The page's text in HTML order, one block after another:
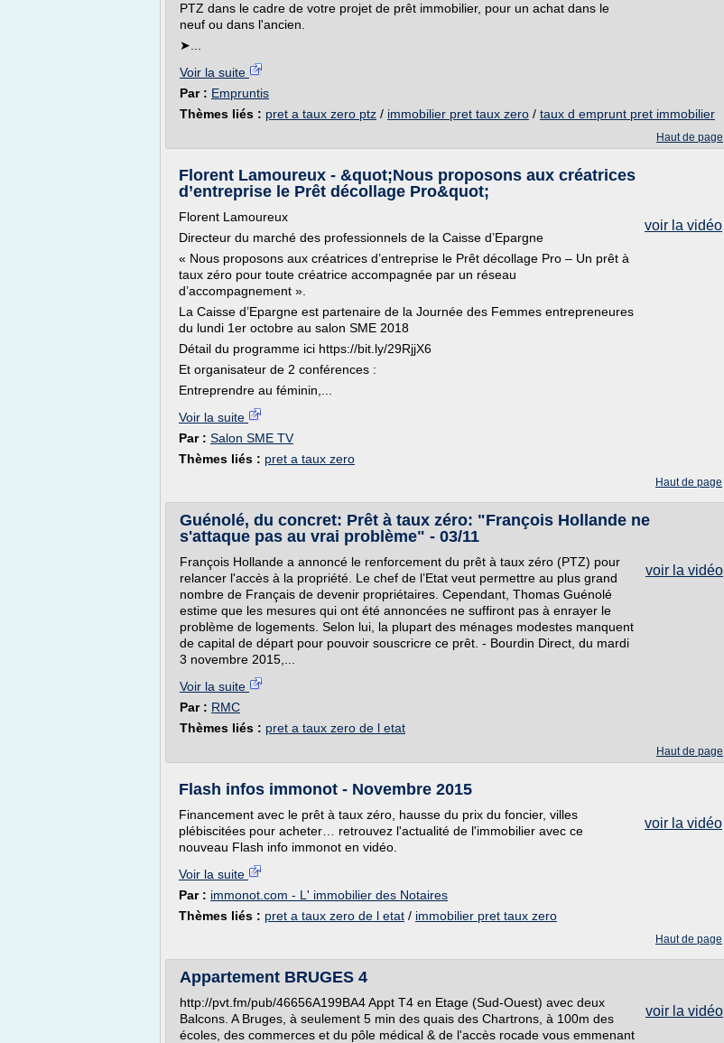
PTZ dans le cadre de votre projet de prêt immobilier, pour un achat dans le
neuf ou dans l'ancien.
➤...
Voir la suite
Par : Empruntis
Thèmes liés : pret a taux zero ptz / immobilier pret taux zero / taux d emprunt pret immobilier
Haut de page
Florent Lamoureux - &quot;Nous proposons aux créatrices
d’entreprise le Prêt décollage Pro&quot;
voir la vidéo
Florent Lamoureux
Directeur du marché des professionnels de la Caisse d’Epargne
« Nous proposons aux créatrices d’entreprise le Prêt décollage Pro – Un prêt à
taux zéro pour toute créatrice accompagnée par un réseau
d’accompagnement ».
La Caisse d’Epargne est partenaire de la Journée des Femmes entrepreneures
du lundi 1er octobre au salon SME 2018
Détail du programme ici https://bit.ly/29RjjX6
Et organisateur de 2 conférences :
Entreprendre au féminin,...
Voir la suite
Par : Salon SME TV
Thèmes liés : pret a taux zero
Haut de page
Guénolé, du concret: Prêt à taux zéro: "François Hollande ne
s'attaque pas au vrai problème" - 03/11
voir la vidéo
François Hollande a annoncé le renforcement du prêt à taux zéro (PTZ) pour
relancer l'accès à la propriété. Le chef de l’Etat veut permettre au plus grand
nombre de Français de devenir propriétaires. Cependant, Thomas Guénolé
estime que les mesures qui ont été annoncées ne suffiront pas à enrayer le
problème de logements. Selon lui, la plupart des ménages modestes manquent
de capital de départ pour pouvoir souscricre ce prêt. - Bourdin Direct, du mardi
3 novembre 2015,...
Voir la suite
Par : RMC
Thèmes liés : pret a taux zero de l etat
Haut de page
Flash infos immonot - Novembre 2015
voir la vidéo
Financement avec le prêt à taux zéro, hausse du prix du foncier, villes
plébiscitées pour acheter… retrouvez l'actualité de l'immobilier avec ce
nouveau Flash info immonot en vidéo.
Voir la suite
Par : immonot.com - L' immobilier des Notaires
Thèmes liés : pret a taux zero de l etat / immobilier pret taux zero
Haut de page
Appartement BRUGES 4
voir la vidéo
http://pvt.fm/pub/46656A199BA4 Appt T4 en Etage (Sud-Ouest) avec deux
Balcons. A Bruges, à seulement 5 min des quais des Chartrons, à 100m des
écoles, des commerces et du pôle médical & de l'accès rocade vous emmenant